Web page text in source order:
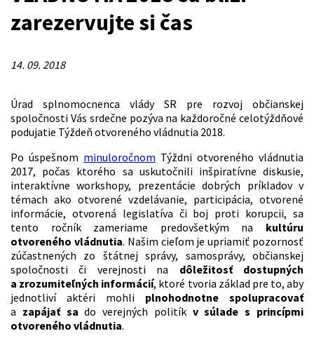
zarezervujte si čas
14. 09. 2018
Úrad splnomocnenca vlády SR pre rozvoj občianskej
spoločnosti Vás srdečne pozýva na každoročné celotýždňové
podujatie Týždeň otvoreného vládnutia 2018.
Po úspešnom minuloročnom Týždni otvoreného vládnutia
2017, počas ktorého sa uskutočnili inšpiratívne diskusie,
interaktívne workshopy, prezentácie dobrých príkladov v
témach ako otvorené vzdelávanie, participácia, otvorené
informácie, otvorená legislatíva či boj proti korupcii, sa
tento ročník zameriame predovšetkým na kultúru
otvoreného vládnutia. Našim cieľom je upriamiť pozornosť
zúčastnených zo štátnej správy, samosprávy, občianskej
spoločnosti či verejnosti na dôležitosť dostupných
a zrozumiteľných informácií, ktoré tvoria základ pre to, aby
jednotliví aktéri mohli plnohodnotne spolupracovať
a zapájať sa do verejných politík v súlade s princípmi
otvoreného vládnutia.